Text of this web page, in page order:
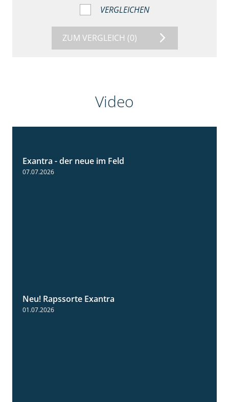
VERGLEICHEN
ZUM VERGLEICH (0)
Video
Exantra - der neue im Feld
07.07.2026
Neu! Rapssorte Exantra
01.07.2026